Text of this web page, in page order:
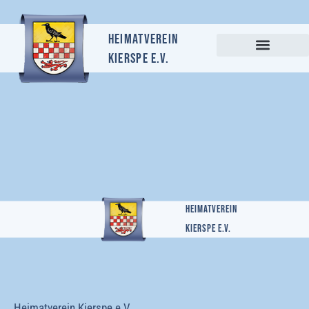
Heimatverein
Kierspe e.v.
Heimatverein
Kierspe e.v.